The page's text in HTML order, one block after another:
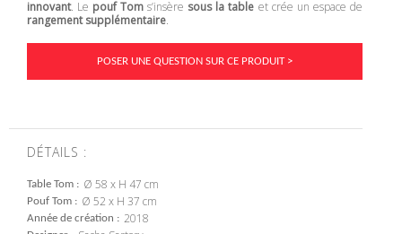
innovant. Le pouf Tom s’insère sous la table et crée un espace de
rangement supplémentaire.
POSER UNE QUESTION SUR CE PRODUIT >
DÉTAILS :
Table Tom Ø 58 x H 47 cm
Pouf Tom Ø 52 x H 37 cm
Année de création 2018